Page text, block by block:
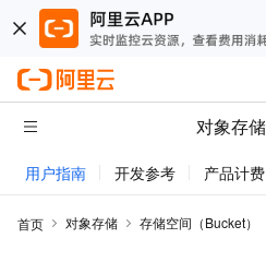
对象存储
用户指南 开发参考 产品计费
首页 对象存储 存储空间（Bucket）